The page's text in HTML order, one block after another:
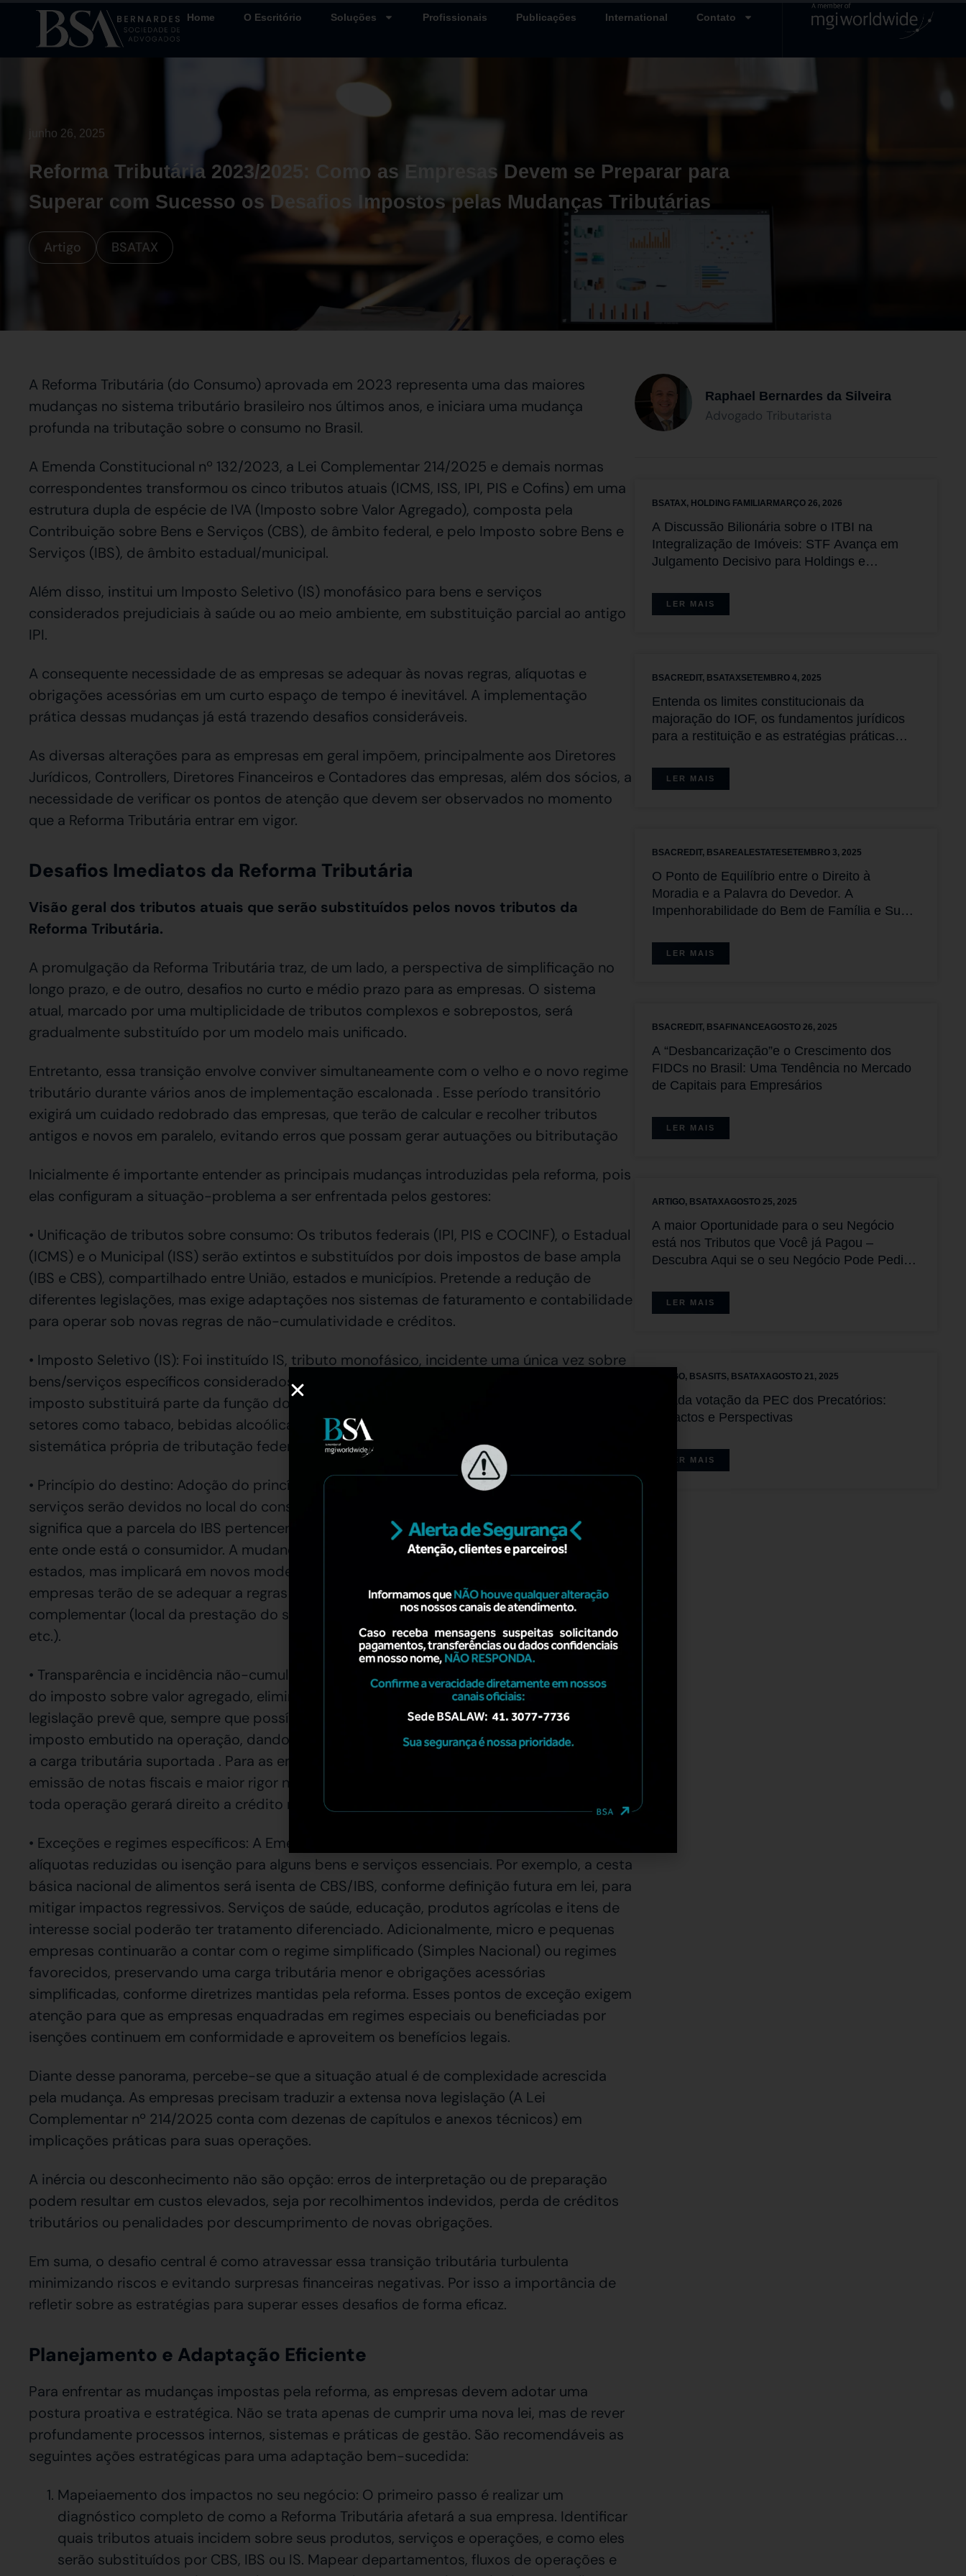
Home O Escritório Soluções Profissionais Publicações International Contato
junho 26, 2025
Reforma Tributária 2023/2025: Como as Empresas Devem se Preparar para
Superar com Sucesso os Desafios Impostos pelas Mudanças Tributárias
Artigo BSATAX
A Reforma Tributária (do Consumo) aprovada em 2023 representa uma das maiores
mudanças no sistema tributário brasileiro nos últimos anos, e iniciara uma mudança
profunda na tributação sobre o consumo no Brasil.
A Emenda Constitucional nº 132/2023, a Lei Complementar 214/2025 e demais normas
correspondentes transformou os cinco tributos atuais (ICMS, ISS, IPI, PIS e Cofins) em uma
estrutura dupla de espécie de IVA (Imposto sobre Valor Agregado), composta pela
Contribuição sobre Bens e Serviços (CBS), de âmbito federal, e pelo Imposto sobre Bens e
Serviços (IBS), de âmbito estadual/municipal.
Além disso, institui um Imposto Seletivo (IS) monofásico para bens e serviços
considerados prejudiciais à saúde ou ao meio ambiente, em substituição parcial ao antigo
IPI.
A consequente necessidade de as empresas se adequar às novas regras, alíquotas e
obrigações acessórias em um curto espaço de tempo é inevitável. A implementação
prática dessas mudanças já está trazendo desafios consideráveis.
As diversas alterações para as empresas em geral impõem, principalmente aos Diretores
Jurídicos, Controllers, Diretores Financeiros e Contadores das empresas, além dos sócios, a
necessidade de verificar os pontos de atenção que devem ser observados no momento
que a Reforma Tributária entrar em vigor.
Desafios Imediatos da Reforma Tributária
Visão geral dos tributos atuais que serão substituídos pelos novos tributos da
Reforma Tributária.
A promulgação da Reforma Tributária traz, de um lado, a perspectiva de simplificação no
longo prazo, e de outro, desafios no curto e médio prazo para as empresas. O sistema
atual, marcado por uma multiplicidade de tributos complexos e sobrepostos, será
gradualmente substituído por um modelo mais unificado.
Entretanto, essa transição envolve conviver simultaneamente com o velho e o novo regime
tributário durante vários anos de implementação escalonada . Esse período transitório
exigirá um cuidado redobrado das empresas, que terão de calcular e recolher tributos
antigos e novos em paralelo, evitando erros que possam gerar autuações ou bitributação
Inicialmente é importante entender as principais mudanças introduzidas pela reforma, pois
elas configuram a situação-problema a ser enfrentada pelos gestores:
• Unificação de tributos sobre consumo: Os tributos federais (IPI, PIS e COCINF), o Estadual
(ICMS) e o Municipal (ISS) serão extintos e substituídos por dois impostos de base ampla
(IBS e CBS), compartilhado entre União, estados e municípios. Pretende a redução de
diferentes legislações, mas exige adaptações nos sistemas de faturamento e contabilidade
para operar sob novas regras de não-cumulatividade e créditos.
• Imposto Seletivo (IS): Foi instituído IS, tributo monofásico, incidente uma única vez sobre
bens/serviços específicos considerados prejudiciais à saúde ou ao meio ambiente . Esse
imposto substituirá parte da função do IPI nesses itens, demandando atenção especial de
setores como tabaco, bebidas alcoólicas, armas, entre outros, que passarão a ter uma
sistemática própria de tributação federal.
• Princípio do destino: Adoção do princípio segundo o qual os tributos sobre bens e
serviços serão devidos no local do consumo final, e não na origem da produção. Isso
significa que a parcela do IBS pertencente a cada estado ou município será destinada ao
ente onde está o consumidor. A mudança pretende acabar com a “guerra fiscal” entre
estados, mas implicará em novos modelos de apuração e repartição da receita – as
empresas terão de se adequar a regras de localização do fato gerador definidas em lei
complementar (local da prestação do serviço, do transporte, do destino da mercadoria
etc.).
• Transparência e incidência não-cumulativa: Os novos tributos CBS/IBS seguirão a lógica
do imposto sobre valor agregado, eliminando a cumulatividade típica de alguns tributos. A
legislação prevê que, sempre que possível, o documento fiscal deverá informar o valor do
imposto embutido na operação, dando ao contribuinte e ao consumidor final clareza sobre
a carga tributária suportada . Para as empresas, isso exigirá atualizações nos sistemas de
emissão de notas fiscais e maior rigor no controle de créditos e débitos tributários, já que
toda operação gerará direito a crédito na cadeia seguinte (salvo exceções definidas).
• Exceções e regimes específicos: A Emenda Constitucional e a Lei Complementar preveem
alíquotas reduzidas ou isenção para alguns bens e serviços essenciais. Por exemplo, a cesta
básica nacional de alimentos será isenta de CBS/IBS, conforme definição futura em lei, para
mitigar impactos regressivos. Serviços de saúde, educação, produtos agrícolas e itens de
interesse social poderão ter tratamento diferenciado. Adicionalmente, micro e pequenas
empresas continuarão a contar com o regime simplificado (Simples Nacional) ou regimes
favorecidos, preservando uma carga tributária menor e obrigações acessórias
simplificadas, conforme diretrizes mantidas pela reforma. Esses pontos de exceção exigem
atenção para que as empresas enquadradas em regimes especiais ou beneficiadas por
isenções continuem em conformidade e aproveitem os benefícios legais.
Diante desse panorama, percebe-se que a situação atual é de complexidade acrescida
pela mudança. As empresas precisam traduzir a extensa nova legislação (A Lei
Complementar nº 214/2025 conta com dezenas de capítulos e anexos técnicos) em
implicações práticas para suas operações.
A inércia ou desconhecimento não são opção: erros de interpretação ou de preparação
podem resultar em custos elevados, seja por recolhimentos indevidos, perda de créditos
tributários ou penalidades por descumprimento de novas obrigações.
Em suma, o desafio central é como atravessar essa transição tributária turbulenta
minimizando riscos e evitando surpresas financeiras negativas. Por isso a importância de
refletir sobre as estratégias para superar esses desafios de forma eficaz.
Planejamento e Adaptação Eficiente
Para enfrentar as mudanças impostas pela reforma, as empresas devem adotar uma
postura proativa e estratégica. Não se trata apenas de cumprir uma nova lei, mas de rever
profundamente processos internos, sistemas e práticas de gestão. São recomendáveis as
seguintes ações estratégicas para uma adaptação bem-sucedida:
Mapeiaemento dos impactos no seu negócio: O primeiro passo é realizar um
diagnóstico completo de como a Reforma Tributária afetará a sua empresa. Identificar
quais tributos atuais incidem sobre seus produtos, serviços e operações, e como eles
serão substituídos por CBS, IBS ou IS. Mapear departamentos, fluxos de operações e
Raphael Bernardes da Silveira
Advogado Tributarista
BSATAX, HOLDING FAMILIAR MARÇO 26, 2026
A Discussão Bilionária sobre o ITBI na
Integralização de Imóveis: STF Avança em
Julgamento Decisivo para Holdings e
aos Contribuintes
LER MAIS
BSACREDIT, BSATAXSETEMBRO 4, 2025
Entenda os limites constitucionais da
majoração do IOF, os fundamentos jurídicos
para a restituição e as estratégias práticas
LER MAIS
BSACREDIT, BSAREALESTATESETEMBRO 3, 2025
O Ponto de Equilíbrio entre o Direito à
Moradia e a Palavra do Devedor. A
Impenhorabilidade do Bem de Família e Suas
LER MAIS
BSACREDIT, BSAFINANCEAGOSTO 26, 2025
A “Desbancarização”e o Crescimento dos
FIDCs no Brasil: Uma Tendência no Mercado
de Capitais para Empresários
LER MAIS
ARTIGO, BSATAXAGOSTO 25, 2025
A maior Oportunidade para o seu Negócio
está nos Tributos que Você já Pagou –
Descubra Aqui se o seu Negócio Pode Pedir a
LER MAIS
ARTIGO, BSASITS, BSATAXAGOSTO 21, 2025
Adiada votação da PEC dos Precatórios:
Impactos e Perspectivas
LER MAIS